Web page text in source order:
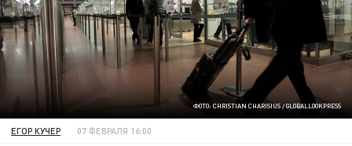
ФОТО: CHRISTIAN CHARISIUS / GLOBALLOOKPRESS
ЕГОР КУЧЕР 07 ФЕВРАЛЯ 16:00